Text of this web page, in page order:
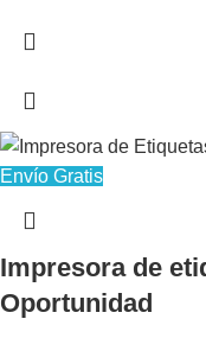
Envío Gratis
Impresora de
Oportunidad